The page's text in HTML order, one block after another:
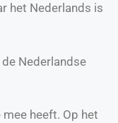
het Nederlands is
Nederlandse
heeft. Op het